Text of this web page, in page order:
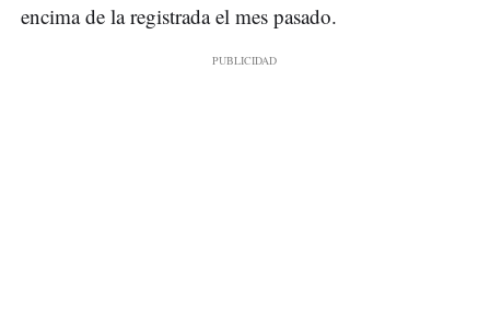
encima de la registrada el mes pasado.